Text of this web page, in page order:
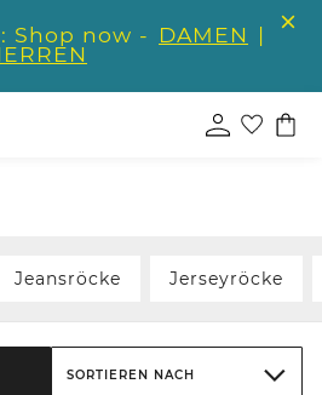
: Shop now - DAMEN |
Jeansröcke Jerseyröcke
SORTIEREN NACH